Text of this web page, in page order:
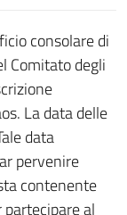
consolare di
Comitato degli
La data delle
data
pervenire
contenente
al